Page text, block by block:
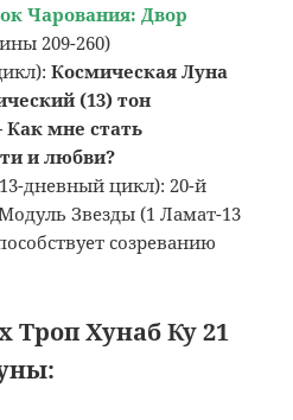
Чарования: Двор
209-260)
Космическая Луна
(13) тон
мне стать
и любви?
дневный цикл): 20-й
Звезды (1 Ламат-13
созреванию
Троп Хунаб Ку 21